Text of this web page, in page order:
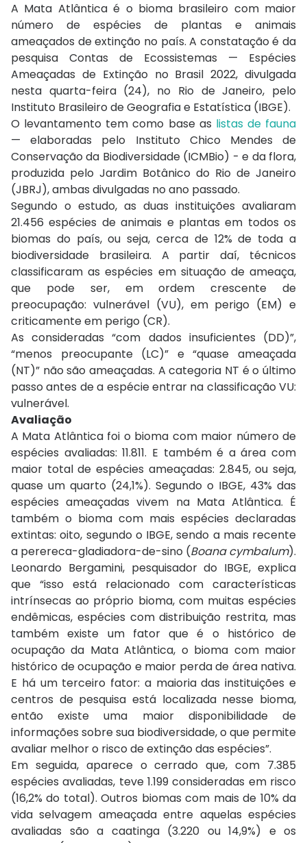
A Mata Atlântica é o bioma brasileiro com maior
número de espécies de plantas e animais
ameaçados de extinção no país. A constatação é da
pesquisa Contas de Ecossistemas — Espécies
Ameaçadas de Extinção no Brasil 2022, divulgada
nesta quarta-feira (24), no Rio de Janeiro, pelo
Instituto Brasileiro de Geografia e Estatística (IBGE).
O levantamento tem como base as listas de fauna
— elaboradas pelo Instituto Chico Mendes de
Conservação da Biodiversidade (ICMBio) - e da flora,
produzida pelo Jardim Botânico do Rio de Janeiro
(JBRJ), ambas divulgadas no ano passado.
Segundo o estudo, as duas instituições avaliaram
21.456 espécies de animais e plantas em todos os
biomas do país, ou seja, cerca de 12% de toda a
biodiversidade brasileira. A partir daí, técnicos
classificaram as espécies em situação de ameaça,
que pode ser, em ordem crescente de
preocupação: vulnerável (VU), em perigo (EM) e
criticamente em perigo (CR).
As consideradas “com dados insuficientes (DD)”,
“menos preocupante (LC)” e “quase ameaçada
(NT)” não são ameaçadas. A categoria NT é o último
passo antes de a espécie entrar na classificação VU:
vulnerável.
Avaliação
A Mata Atlântica foi o bioma com maior número de
espécies avaliadas: 11.811. E também é a área com
maior total de espécies ameaçadas: 2.845, ou seja,
quase um quarto (24,1%). Segundo o IBGE, 43% das
espécies ameaçadas vivem na Mata Atlântica. É
também o bioma com mais espécies declaradas
extintas: oito, segundo o IBGE, sendo a mais recente
a perereca-gladiadora-de-sino (Boana cymbalum).
Leonardo Bergamini, pesquisador do IBGE, explica
que “isso está relacionado com características
intrínsecas ao próprio bioma, com muitas espécies
endêmicas, espécies com distribuição restrita, mas
também existe um fator que é o histórico de
ocupação da Mata Atlântica, o bioma com maior
histórico de ocupação e maior perda de área nativa.
E há um terceiro fator: a maioria das instituições e
centros de pesquisa está localizada nesse bioma,
então existe uma maior disponibilidade de
informações sobre sua biodiversidade, o que permite
avaliar melhor o risco de extinção das espécies”.
Em seguida, aparece o cerrado que, com 7.385
espécies avaliadas, teve 1.199 consideradas em risco
(16,2% do total). Outros biomas com mais de 10% da
vida selvagem ameaçada entre aquelas espécies
avaliadas são a caatinga (3.220 ou 14,9%) e os